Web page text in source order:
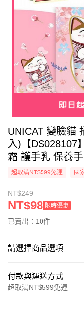
UNICAT 變臉貓
入)【DS028107
霜 護手乳 保養手
超取滿NT$599免運 國
NT$249
NT$98 限時優惠
已賣出：10件
請選擇商品選項
付款與運送方式
超取滿NT$599免運